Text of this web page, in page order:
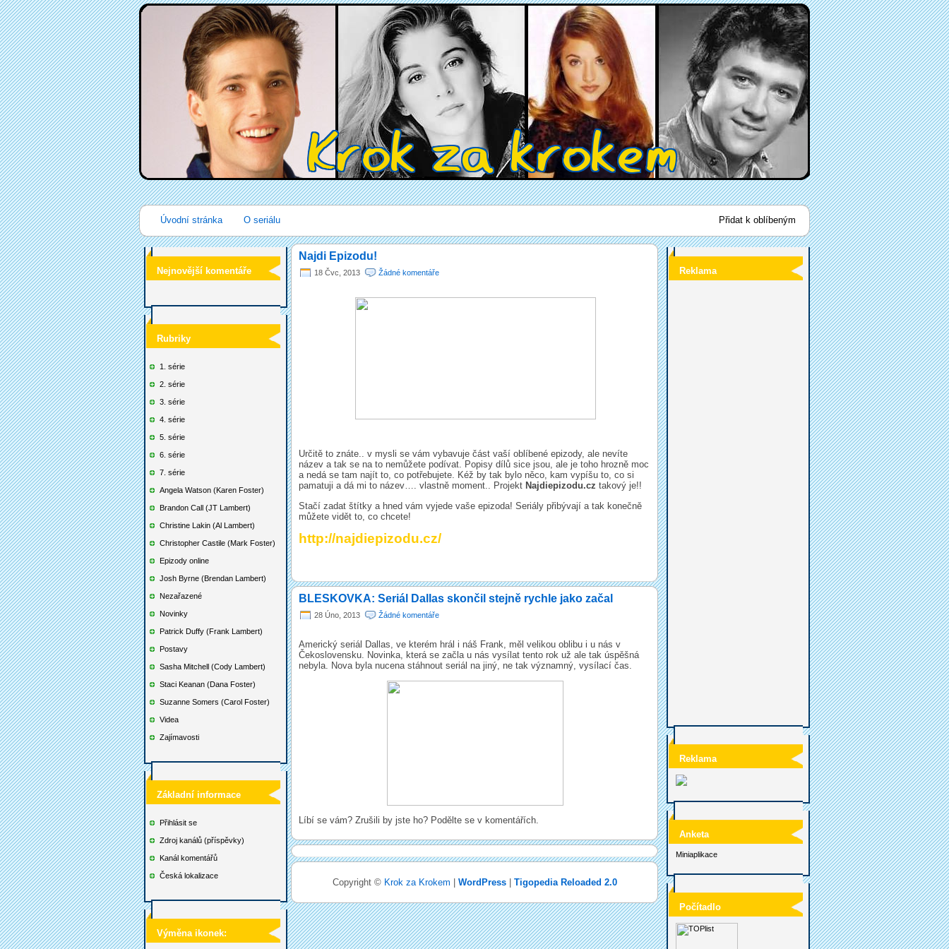
Úvodní stránka O seriálu Přidat k oblíbeným
Nejnovější komentáře
Rubriky
1. série
2. série
3. série
4. série
5. série
6. série
7. série
Angela Watson (Karen Foster)
Brandon Call (JT Lambert)
Christine Lakin (Al Lambert)
Christopher Castile (Mark Foster)
Epizody online
Josh Byrne (Brendan Lambert)
Nezařazené
Novinky
Patrick Duffy (Frank Lambert)
Postavy
Sasha Mitchell (Cody Lambert)
Staci Keanan (Dana Foster)
Suzanne Somers (Carol Foster)
Videa
Zajímavosti
Základní informace
Přihlásit se
Zdroj kanálů (příspěvky)
Kanál komentářů
Česká lokalizace
Výměna ikonek:
Reklama
Reklama
Anketa
Miniaplikace
Počítadlo
Najdi Epizodu!
18 Čvc, 2013 Žádné komentáře
Určitě to znáte.. v mysli se vám vybavuje část vaší oblíbené epizody, ale nevíte
název a tak se na to nemůžete podívat. Popisy dílů sice jsou, ale je toho hrozně moc
a nedá se tam najít to, co potřebujete. Kéž by tak bylo něco, kam vypíšu to, co si
pamatuji a dá mi to název…. vlastně moment.. Projekt Najdiepizodu.cz takový je!!
Stačí zadat štítky a hned vám vyjede vaše epizoda! Seriály přibývají a tak konečně
můžete vidět to, co chcete!
http://najdiepizodu.cz/
BLESKOVKA: Seriál Dallas skončil stejně rychle jako začal
28 Úno, 2013 Žádné komentáře
Americký seriál Dallas, ve kterém hrál i náš Frank, měl velikou oblibu i u nás v
Čekoslovensku. Novinka, která se začla u nás vysílat tento rok už ale tak úspěšná
nebyla. Nova byla nucena stáhnout seriál na jiný, ne tak významný, vysílací čas.
Líbí se vám? Zrušili by jste ho? Podělte se v komentářích.
Copyright © Krok za Krokem WordPress| Tigopedia Reloaded 2.0